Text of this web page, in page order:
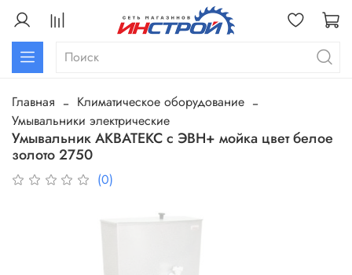
Главная
Климатическое оборудование
Умывальники электрические
Умывальник АКВАТЕКС с ЭВН+ мойка цвет белое
золото 2750
(0)